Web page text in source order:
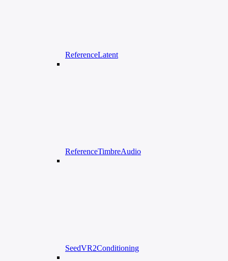
ReferenceLatent
ReferenceTimbreAudio
SeedVR2Conditioning